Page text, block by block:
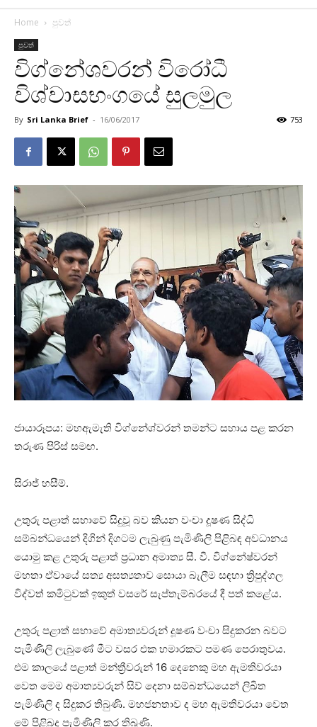
Home පුවත්
පුවත්
විග්නේශවරන් විරෝධී
විශ්වාසභංගයේ සුලමුල
By Sri Lanka Brief - 16/06/2017 753
ජායාරූපය: මහඇමැති විග්නේශ්වරන් තමන්ට සහාය පළ කරන
තරුණ පිරිස් සමඟ.
සිරාජ් හසීම්.
උතුරු පළාත් සභාවේ සිදුවූ බව කියන වංචා දූෂණ සිද්ධි
සම්බන්ධයෙන් දිගින් දිගටම ලැබුණු පැමිණිලි පිළිබඳ අවධානය
යොමු කළ උතුරු පළාත් ප්‍රධාන අමාත්‍ය සී. වී. විග්නේෂ්වරන්
මහතා ඒවායේ සත්‍ය අසත්‍යතාව සොයා බැලීම සඳහා ත්‍රිපුද්ගල
විද්වත් කමිටුවක් ඉකුත් වසරේ සැප්තැම්බරයේ දී පත් කළේය.
උතුරු පළාත් සභාවේ අමාත්‍යවරුන් දූෂණ වංචා සිදුකරන බවට
පැමිණිලි ලැබුණේ මීට වසර එක හමාරකට පමණ පෙරාතුවය.
එම කාලයේ පළාත් මන්ත්‍රීවරුන් 16 දෙනෙකු මහ ඇමතිවරයා
වෙත මෙම අමාත්‍යවරුන් සිව් දෙනා සම්බන්ධයෙන් ලිඛිත
පැමිණිලි ද සිදුකර තිබුණි. මහජනතාව ද මහ ඇමතිවරයා වෙත
මේ පිළිබද පැමිණිලි කර තිබුණි.